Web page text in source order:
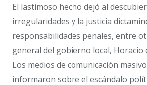
El lastimoso hecho dejó al
irregularidades y la justicia
responsabilidades penales, entre
general del gobierno local, Horacio
Los medios de comunicación
informaron sobre el escándalo